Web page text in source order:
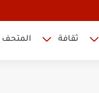
ثقافة المتحف